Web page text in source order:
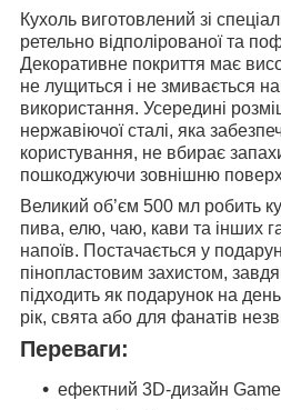
Кухоль виготовлений зі
ретельно відполірованої та
Декоративне покриття має
не лущиться і не змивається
використання. Усередині
нержавіючої сталі, яка
користування, не вбирає
пошкоджуючи зовнішню
Великий об’єм 500 мл робить
пива, елю, чаю, кави та інших
напоїв. Постачається у
пінопластовим захистом,
підходить як подарунок на
рік, свята або для фанатів
Переваги:
ефектний 3D-дизайн